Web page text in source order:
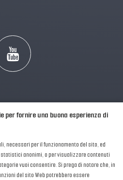
Musica Italia Tutti i Diritti Riservati.
per fornire una buona esperienza di
necessari per il funzionamento del sito, ed
anonimi, o per visualizzare contenuti
vuoi consentire. Si prega di notare che, in
del sito Web potrebbero essere